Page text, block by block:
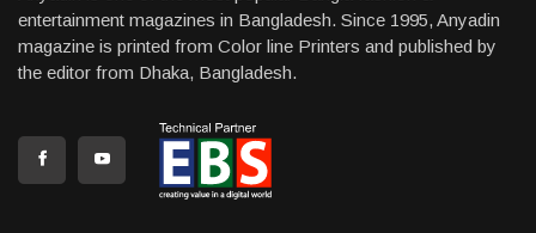
entertainment magazines in Bangladesh. Since 1995, Anyadin
magazine is printed from Color line Printers and published by
the editor from Dhaka, Bangladesh.